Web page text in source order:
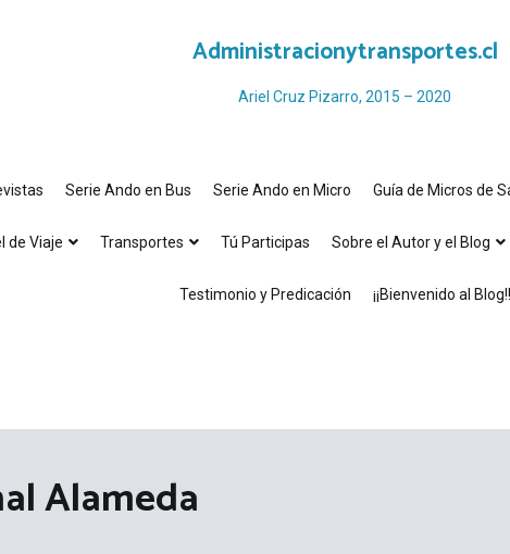
Administracionytransportes.cl
Ariel Cruz Pizarro, 2015 – 2020
Serie Ando en Bus Serie Ando en Micro Guía de Micros de
de Viaje Transportes Tú Participas Sobre el Autor y el Blog
Testimonio y Predicación ¡¡Bienvenido al Blog!!
Alameda